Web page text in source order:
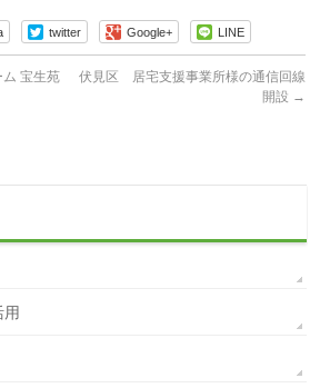
twitter Google+ LINE
宝生苑
伏見区 居宅支援事業所様の通信回線
開設 →